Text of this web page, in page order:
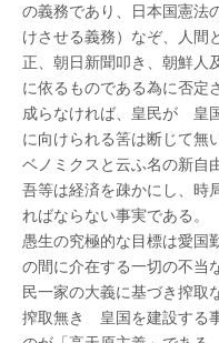
の義務であり、日本国憲法
けさせる義務）なぞ、人間
正、朝日新聞叩き、朝鮮人
に依るものである為に否定
成らなければ、皇民が 皇
に向けられる筈は断じて無
ベノミクスと云ふ名の新自
吾等は経済を疎かにし、時
ればならない事実である。
愚生の究極的な目標は愛国
の間に介在する一切の不当
民一家の大義に基づき搾取
搾取無き 皇国を建設する